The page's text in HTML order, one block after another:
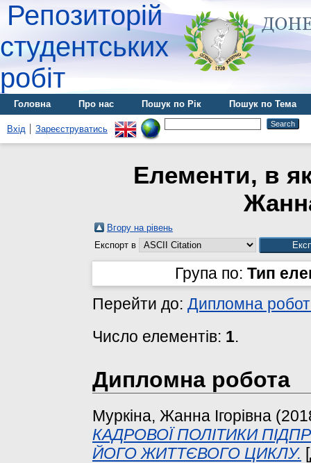
Репозиторій
студентських
робіт
Головна Про нас Пошук по Рік Пошук по Тема
Вхід Зареєструватись
Елементи, в
Вгору на рівень
Експорт в
Група по: Тип
Перейти до: Дипломна
Число елементів: 1.
Дипломна робота
Муркіна, Жанна Ігорівна
КАДРОВОЇ ПОЛІТИКИ
ЙОГО ЖИТТЄВОГО ЦИКЛУ.